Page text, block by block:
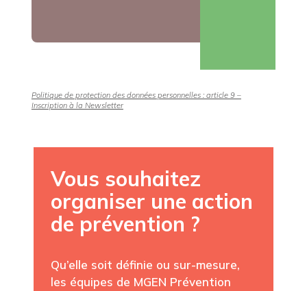
Politique de protection des données personnelles : article 9 –
Inscription à la Newsletter
Vous souhaitez
organiser une action
de prévention ?
Qu’elle soit définie ou sur-mesure,
les équipes de MGEN Prévention